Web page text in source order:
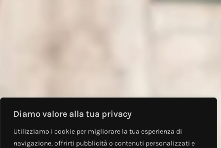
Diamo valore alla tua privacy
Utilizziamo i cookie per migliorare la tua esperienza di
navigazione, offrirti pubblicità o contenuti personalizzati e